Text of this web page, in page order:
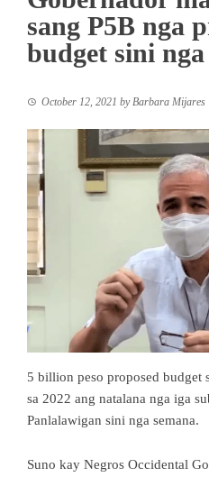
sang P5B nga
budget sini nga
October 12, 2021 by Barbara Mijares
5 billion peso proposed budget
sa 2022 ang natalana nga iga
Panlalawigan sini nga semana.
Suno kay Negros Occidental